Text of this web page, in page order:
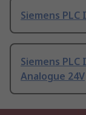
Siemens PLC
Siemens PLC
Analogue 24V